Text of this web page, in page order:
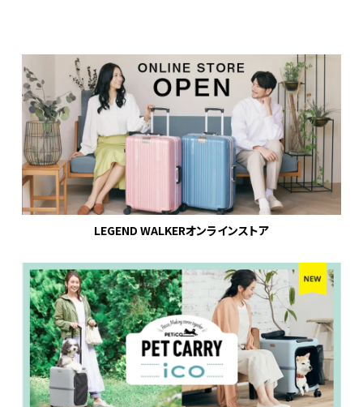
LEGEND WALKERオンラインストア